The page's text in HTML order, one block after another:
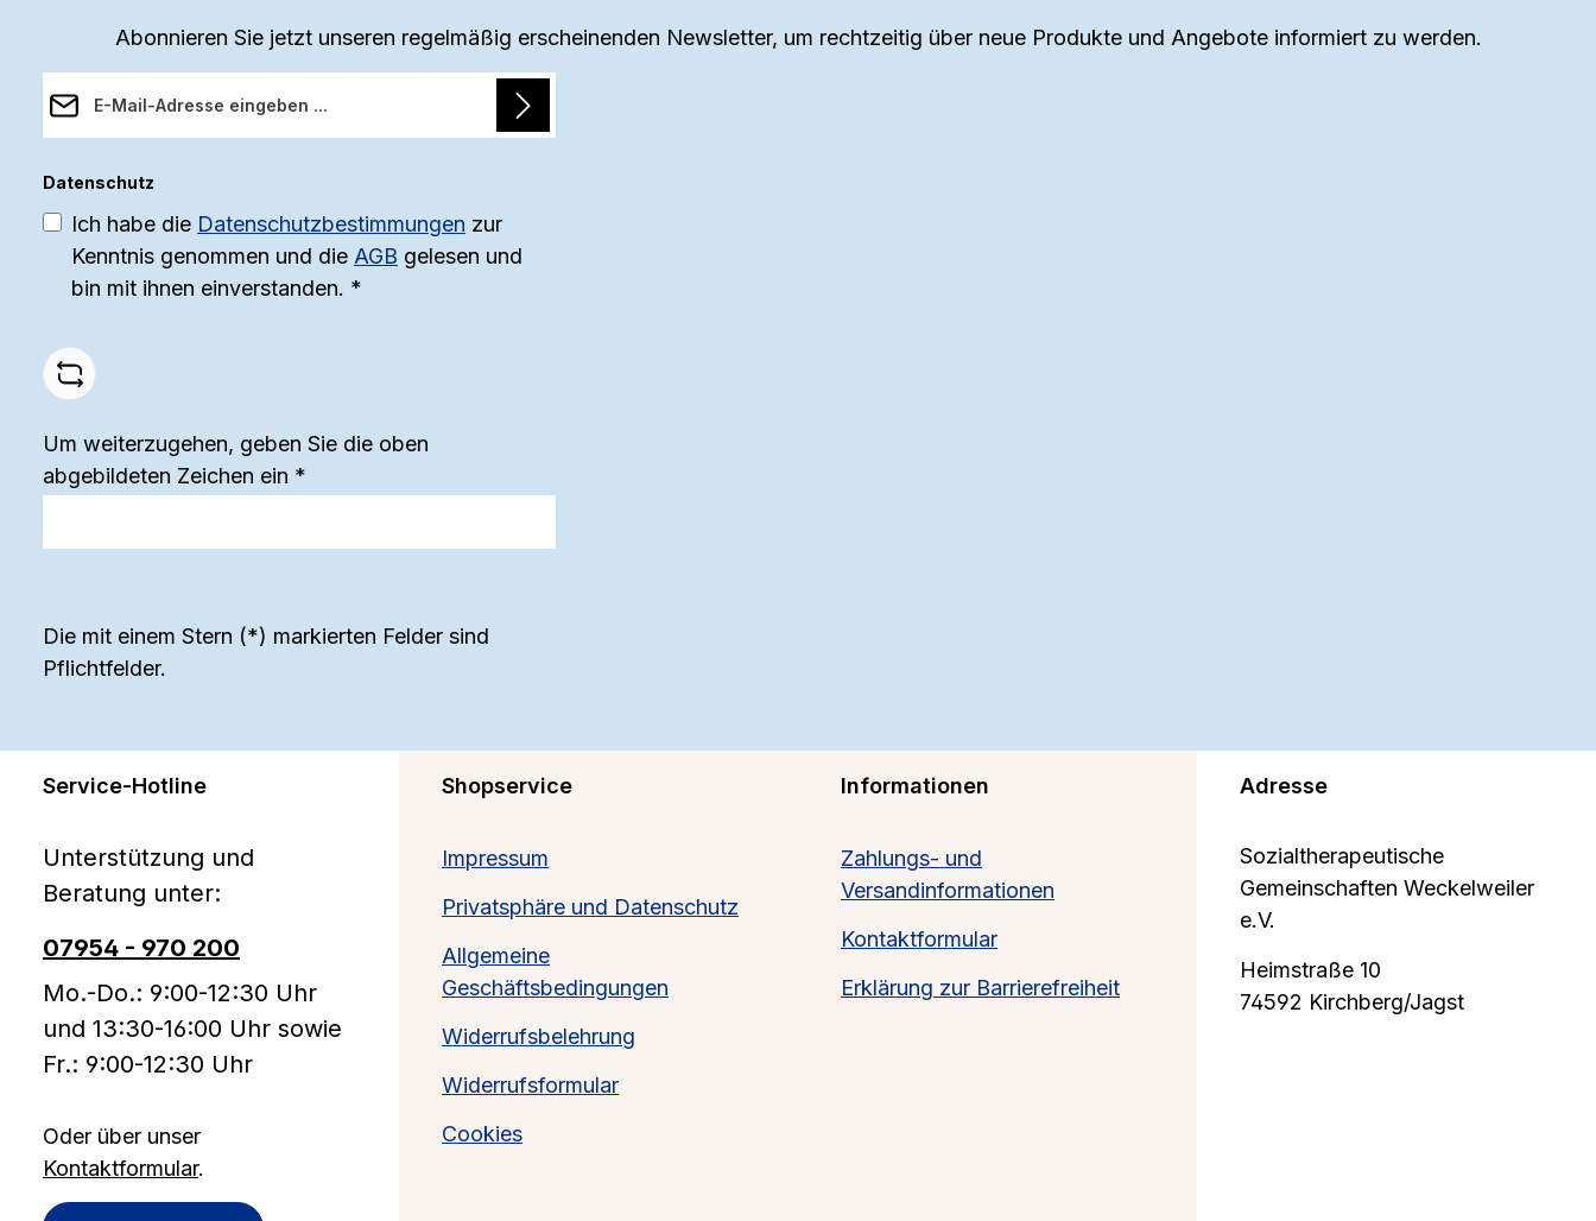
Abonnieren Sie jetzt unseren regelmäßig erscheinenden Newsletter, um rechtzeitig über neue Produkte und Angebote informiert zu werden.
Datenschutz
Ich habe die Datenschutzbestimmungen zur
Kenntnis genommen und die AGB gelesen und
bin mit ihnen einverstanden. *
Um weiterzugehen, geben Sie die oben
abgebildeten Zeichen ein *
Die mit einem Stern (*) markierten Felder sind
Pflichtfelder.
Service-Hotline
Unterstützung und
Beratung unter:
07954 - 970 200
Mo.-Do.: 9:00-12:30 Uhr
und 13:30-16:00 Uhr sowie
Fr.: 9:00-12:30 Uhr
Oder über unser
Kontaktformular.
Shopservice
Impressum
Privatsphäre und Datenschutz
Allgemeine
Geschäftsbedingungen
Widerrufsbelehrung
Widerrufsformular
Cookies
Informationen
Zahlungs- und
Versandinformationen
Kontaktformular
Erklärung zur Barrierefreiheit
Adresse
Sozialtherapeutische
Gemeinschaften Weckelweiler
e.V.
Heimstraße 10
74592 Kirchberg/Jagst